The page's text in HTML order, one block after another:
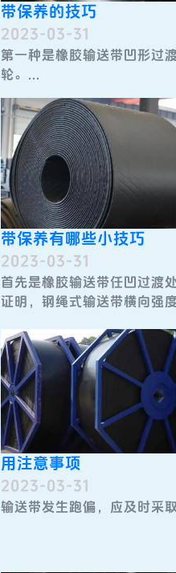
带保养的技巧
2023-03-31
第一种是橡胶输送带​凹形过
轮。...
带保养有哪些小技巧
2023-03-31
首先是橡胶输送带任凹过渡
证明，钢绳式输送带横向强
用注意事项
2023-03-31
输送带发生跑偏，应及时采